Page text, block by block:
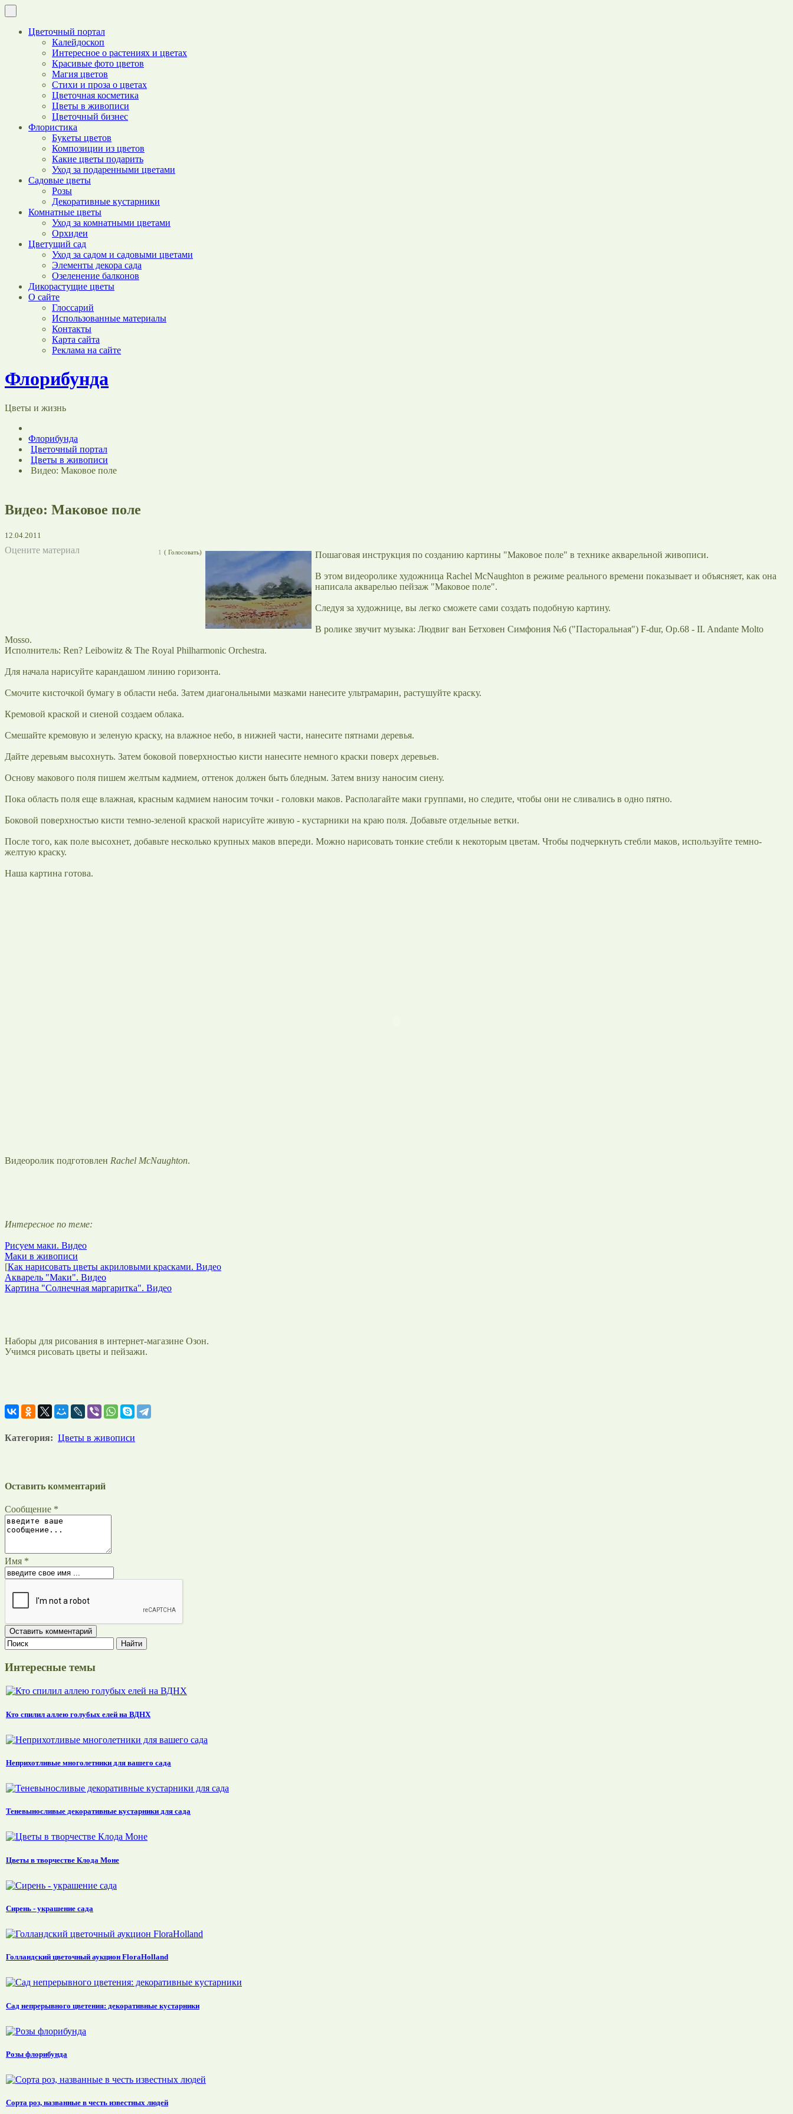
Цветочный портал
Калейдоскоп
Интересное о растениях и цветах
Красивые фото цветов
Магия цветов
Стихи и проза о цветах
Цветочная косметика
Цветы в живописи
Цветочный бизнес
Флористика
Букеты цветов
Композиции из цветов
Какие цветы подарить
Уход за подаренными цветами
Садовые цветы
Розы
Декоративные кустарники
Комнатные цветы
Уход за комнатными цветами
Орхидеи
Цветущий сад
Уход за садом и садовыми цветами
Элементы декора сада
Озеленение балконов
Дикорастущие цветы
О сайте
Глоссарий
Использованные материалы
Контакты
Карта сайта
Реклама на сайте
Флорибунда
Цветы и жизнь
Флорибунда
Цветочный портал
Цветы в живописи
Видео: Маковое поле
Видео: Маковое поле
12.04.2011
Оцените материал (
1 Голосовать) Пошаговая инструкция по созданию картины "Маковое поле" в технике акварельной живописи.
В этом видеоролике художница Rachel McNaughton в режиме реального времени показывает и объясняет, как она
написала акварелью пейзаж "Маковое поле".
Следуя за художнице, вы легко сможете сами создать подобную картину.
В ролике звучит музыка: Людвиг ван Бетховен Симфония №6 ("Пасторальная") F-dur, Op.68 - II. Andante Molto
Mosso.
Исполнитель: Ren? Leibowitz & The Royal Philharmonic Orchestra.
Для начала нарисуйте карандашом линию горизонта.
Смочите кисточкой бумагу в области неба. Затем диагональными мазками нанесите ультрамарин, растушуйте краску.
Кремовой краской и сиеной создаем облака.
Смешайте кремовую и зеленую краску, на влажное небо, в нижней части, нанесите пятнами деревья.
Дайте деревьям высохнуть. Затем боковой поверхностью кисти нанесите немного краски поверх деревьев.
Основу макового поля пишем желтым кадмием, оттенок должен быть бледным. Затем внизу наносим сиену.
Пока область поля еще влажная, красным кадмием наносим точки - головки маков. Располагайте маки группами, но следите, чтобы они не сливались в одно пятно.
Боковой поверхностью кисти темно-зеленой краской нарисуйте живую - кустарники на краю поля. Добавьте отдельные ветки.
После того, как поле высохнет, добавьте несколько крупных маков впереди. Можно нарисовать тонкие стебли к некоторым цветам. Чтобы подчеркнуть стебли маков, используйте темно-
желтую краску.
Наша картина готова.
Видеоролик подготовлен Rachel McNaughton.
Интересное по теме:
Рисуем маки. Видео
Маки в живописи
[Как нарисовать цветы акриловыми красками. Видео
Акварель "Маки". Видео
Картина "Солнечная маргаритка". Видео
Наборы для рисования в интернет-магазине Озон.
Учимся рисовать цветы и пейзажи.
Категория: Цветы в живописи
Оставить комментарий
Сообщение *
Имя *
Интересные темы
Кто спилил аллею голубых елей на ВДНХ
Неприхотливые многолетники для вашего сада
Теневыносливые декоративные кустарники для сада
Цветы в творчестве Клода Моне
Сирень - украшение сада
Голландский цветочный аукцион FloraHolland
Сад непрерывного цветения: декоративные кустарники
Розы флорибунда
Сорта роз, названные в честь известных людей